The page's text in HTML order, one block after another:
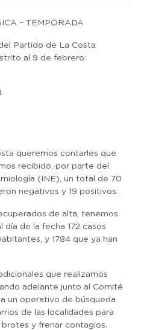
– TEMPORADA
Partido de La Costa
al 9 de febrero:
queremos contarles que
recibido, por parte del
(INE), un total de 70
negativos y 19 positivos.
de alta, tenemos
de la fecha 172 casos
y 1784 que ya han
que realizamos
adelante junto al Comité
un operativo de búsqueda
de las localidades para
y frenar contagios.